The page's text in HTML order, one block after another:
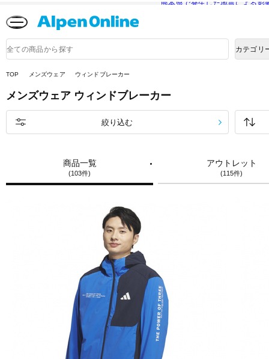
熊本県で発生した地震による影
品
検
カテゴリ
TOP メンズウェア ウィンドブレーカー
メンズウェア ウィンドブレーカー
商品一覧
(103件)
アウトレット
(115件)
絞り込む